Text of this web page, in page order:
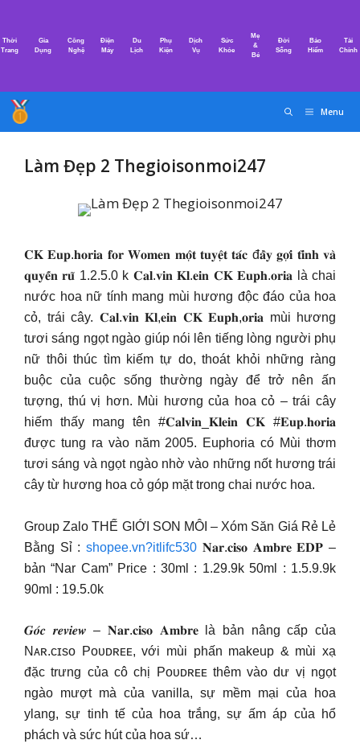
nội
Thời
Trang
Gia
Dụng
Công
Nghệ
Điện
Máy
Du
Lịch
Phụ
Kiện
Dịch
Vụ
Sức
Khỏe
Mẹ
&
Bé
Đời
Sống
Bảo
Hiểm
Tài
Chính
Menu
Làm Đẹp 2 Thegioisonmoi247
𝐂𝐊 𝐄𝐮𝐩.𝐡𝐨𝐫𝐢𝐚 𝐟𝐨𝐫 𝐖𝐨𝐦𝐞𝐧 𝐦𝐨̣̂𝐭 𝐭𝐮𝐲𝐞̣̂𝐭 𝐭𝐚́𝐜 đ𝐚̂̀𝐲 𝐠𝐨̛̣𝐢 𝐭𝐢̀𝐧𝐡 𝐯𝐚̀
𝐪𝐮𝐲𝐞̂́𝐧 𝐫𝐮̃ 1.2.5.0 k 𝐂𝐚𝐥.𝐯𝐢𝐧 𝐊𝐥.𝐞𝐢𝐧 𝐂𝐊 𝐄𝐮𝐩𝐡.𝐨𝐫𝐢𝐚 là chai
nước hoa nữ tính mang mùi hương độc đáo của hoa
cỏ, trái cây. 𝐂𝐚𝐥.𝐯𝐢𝐧 𝐊𝐥,𝐞𝐢𝐧 𝐂𝐊 𝐄𝐮𝐩𝐡,𝐨𝐫𝐢𝐚 mùi hương
tươi sáng ngọt ngào giúp nói lên tiếng lòng người phụ
nữ thôi thúc tìm kiếm tự do, thoát khỏi những ràng
buộc của cuộc sống thường ngày để trở nên ấn
tượng, thú vị hơn. Mùi hương của hoa cỏ – trái cây
hiếm thấy mang tên #𝐂𝐚𝐥𝐯𝐢𝐧_𝐊𝐥𝐞𝐢𝐧 𝐂𝐊 #𝐄𝐮𝐩.𝐡𝐨𝐫𝐢𝐚
được tung ra vào năm 2005. Euphoria có Mùi thơm
tươi sáng và ngọt ngào nhờ vào những nốt hương trái
cây từ hương hoa cỏ góp mặt trong chai nước hoa.
Group Zalo THẾ GIỚI SON MÔI – Xóm Săn Giá Rẻ Lẻ
Bằng Sỉ :shopee.vn?itlifc530 𝐍𝐚𝐫.𝐜𝐢𝐬𝐨 𝐀𝐦𝐛𝐫𝐞 𝐄𝐃𝐏 –
bản “Nar Cam” Price : 30ml : 1.29.9k 50ml : 1.5.9.9k
90ml : 19.5.0k
𝑮𝒐́𝒄 𝒓𝒆𝒗𝒊𝒆𝒘 – 𝐍𝐚𝐫.𝐜𝐢𝐬𝐨 𝐀𝐦𝐛𝐫𝐞 là bản nâng cấp của
Nᴀʀ.ᴄɪsᴏ Pᴏᴜᴅʀᴇᴇ, với mùi phấn makeup & mùi xạ
đặc trưng của cô chị Pᴏᴜᴅʀᴇᴇ thêm vào dư vị ngọt
ngào mượt mà của vanilla, sự mềm mại của hoa
ylang, sự tinh tế của hoa trắng, sự ấm áp của hổ
phách và sức hút của hoa sứ…